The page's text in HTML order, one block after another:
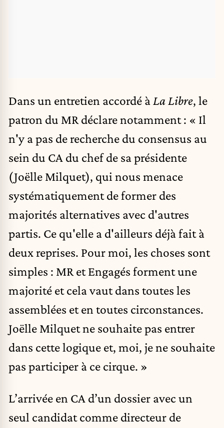
Dans un entretien accordé à La Libre, le
patron du MR déclare notamment : « Il
n'y a pas de recherche du consensus au
sein du CA du chef de sa présidente
(Joëlle Milquet), qui nous menace
systématiquement de former des
majorités alternatives avec d'autres
partis. Ce qu'elle a d'ailleurs déjà fait à
deux reprises. Pour moi, les choses sont
simples : MR et Engagés forment une
majorité et cela vaut dans toutes les
assemblées et en toutes circonstances.
Joëlle Milquet ne souhaite pas entrer
dans cette logique et, moi, je ne souhaite
pas participer à ce cirque. »
L’arrivée en CA d’un dossier avec un
seul candidat comme directeur de